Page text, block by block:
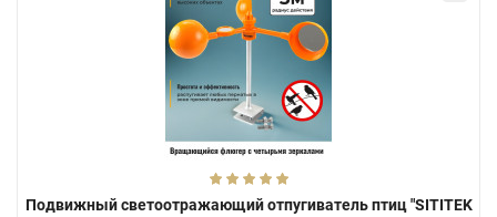
Подвижный светоотражающий отпугиватель птиц "SITITEK